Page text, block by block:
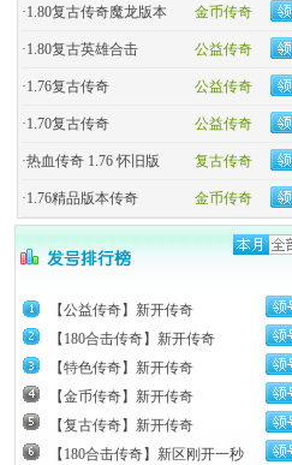
金币传奇
·1.80复古传奇魔龙版本
公益传奇
·1.80复古英雄合击
公益传奇
·1.76复古传奇
公益传奇
·1.70复古传奇
复古传奇
·热血传奇 1.76 怀旧版
金币传奇
·1.76精品版本传奇
【公益传奇】新开传奇
【180合击传奇】新开传奇
【特色传奇】新开传奇
【金币传奇】新开传奇
【复古传奇】新开传奇
【180合击传奇】新区刚开一秒